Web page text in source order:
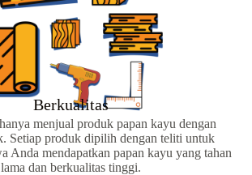
Berkualitas
menjual produk papan kayu dengan
Setiap produk dipilih dengan teliti untuk
Anda mendapatkan papan kayu yang tahan
lama dan berkualitas tinggi.